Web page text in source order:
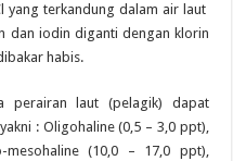
yang terkandung dalam air laut
dan iodin diganti dengan klorin
habis.
perairan laut (pelagik) dapat
: Oligohaline (0,5 – 3,0 ppt),
(10,0 – 17,0 ppt),